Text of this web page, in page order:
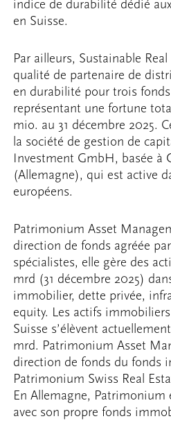
indice de durabilité dédié
en Suisse.
Par ailleurs, Sustainable
qualité de partenaire de
en durabilité pour trois
représentant une fortune
mio. au 31 décembre 2025.
la société de gestion de
Investment GmbH, basée à
(Allemagne), qui est active
européens.
Patrimonium Asset
direction de fonds agréée
spécialistes, elle gère des
mrd (31 décembre 2025)
immobilier, dette privée,
equity. Les actifs
Suisse s’élèvent
mrd. Patrimonium Asset
direction de fonds du fonds
Patrimonium Swiss Real
En Allemagne, Patrimonium
avec son propre fonds